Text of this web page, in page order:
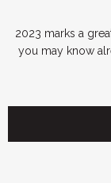
2023 marks a
you may know